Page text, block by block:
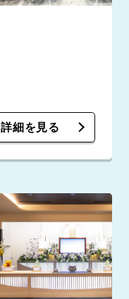
詳細を見る